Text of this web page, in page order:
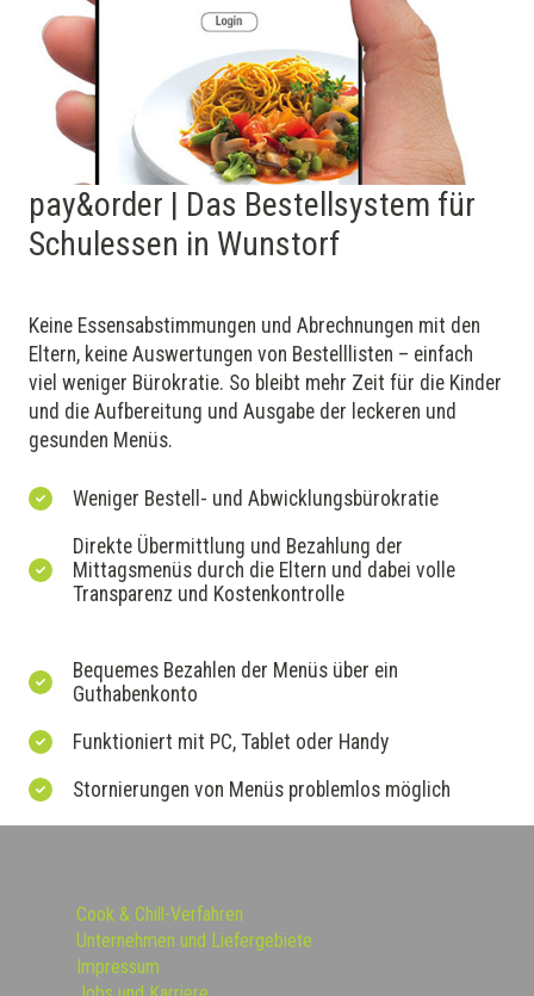
pay&order | Das Bestellsystem für
Schulessen in Wunstorf
Keine Essens­abstimmungen und Ab­rechnungen mit den
Eltern, keine Aus­wer­tungen von Bestelllisten – einfach
viel weniger Bürokratie. So bleibt mehr Zeit für die Kinder
und die Aufbereitung und Ausgabe der leckeren und
gesunden Menüs.
Weniger Bestell- und Abwicklungsbürokratie
Direkte Übermittlung und Bezahlung der
Mittagsmenüs durch die Eltern und dabei volle
Transparenz und Kostenkontrolle
Bequemes Bezahlen der Menüs über ein
Guthabenkonto
Funktioniert mit PC, Tablet oder Handy
Stornierungen von Menüs problemlos möglich
Cook & Chill-Verfahren
Unternehmen und Liefergebiete
Impressum